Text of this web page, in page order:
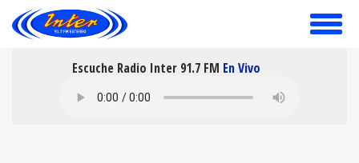
toggle
Escuche Radio Inter 91.7 FM En Vivo